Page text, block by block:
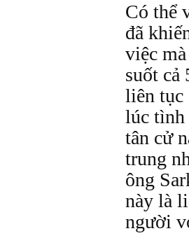
Có thể
đã
việc
suốt cả
liên tục
lúc tình
tân cử
trung
ông
này là
người